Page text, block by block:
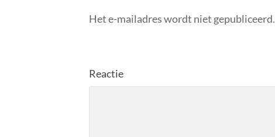
Het e-mailadres wordt niet gepubliceerd.
Reactie